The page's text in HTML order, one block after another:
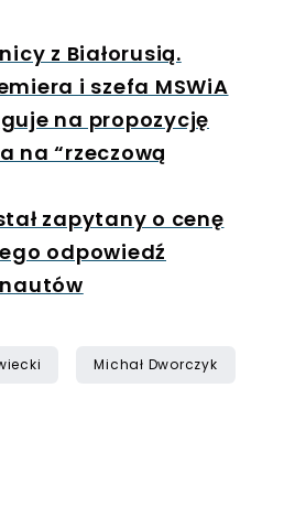
z Białorusią.
i szefa MSWiA
na propozycję
na “rzeczową
zapytany o cenę
odpowiedź
Michał Dworczyk